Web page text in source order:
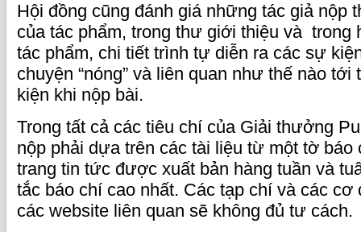
Hội đồng cũng đánh giá những tác giả nộp
của tác phẩm, trong thư giới thiệu và trong
tác phẩm, chi tiết trình tự diễn ra các sự
chuyện “nóng” và liên quan như thế nào
kiện khi nộp bài.
Trong tất cả các tiêu chí của Giải thưởng
nộp phải dựa trên các tài liệu từ một tờ báo
trang tin tức được xuất bản hàng tuần và
tắc báo chí cao nhất. Các tạp chí và các cơ
các website liên quan sẽ không đủ tư cách.